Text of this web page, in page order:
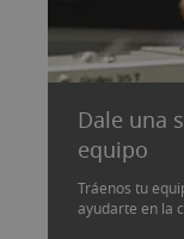
Dale una
equipo
Tráenos tu
ayudarte en la